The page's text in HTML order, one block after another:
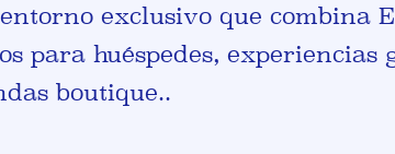
exclusivo que combina
para huéspedes, experiencias
boutique..